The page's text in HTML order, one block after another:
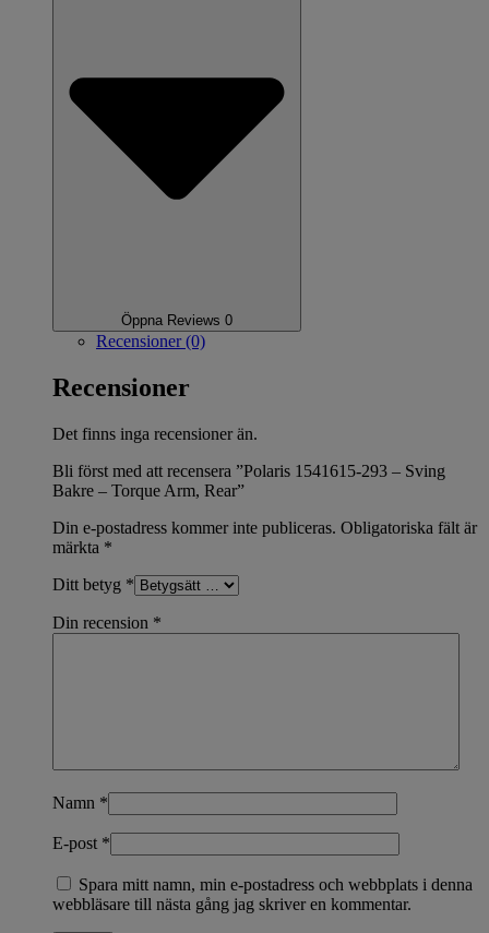
Öppna Reviews 0
Recensioner (0)
Recensioner
Det finns inga recensioner än.
Bli först med att recensera ”Polaris 1541615-293 – Sving
Bakre – Torque Arm, Rear”
Din e-postadress kommer inte publiceras. Obligatoriska fält är
märkta *
Ditt betyg *
Din recension *
Namn *
E-post *
Spara mitt namn, min e-postadress och webbplats i denna
webbläsare till nästa gång jag skriver en kommentar.